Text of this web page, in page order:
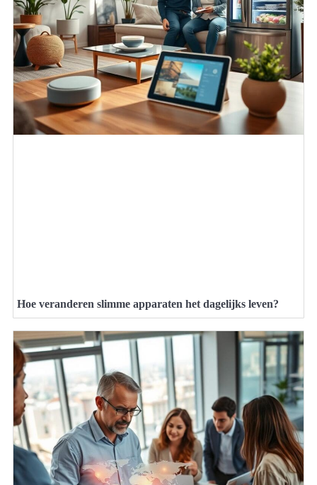
Hoe veranderen slimme apparaten het dagelijks leven?